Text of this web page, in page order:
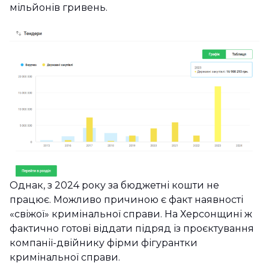
мільйонів гривень.
Однак, з 2024 року за бюджетні кошти не
працює. Можливо причиною є факт наявності
«свіжої» кримінальної справи. На Херсонщині ж
фактично готові віддати підряд із проєктування
компанії-двійнику фірми фігурантки
кримінальної справи.